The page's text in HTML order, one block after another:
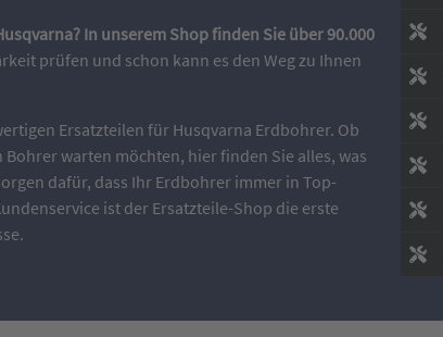
In unserem Shop finden Sie über 90.000
prüfen und schon kann es den Weg zu Ihnen
Ersatzteilen für Husqvarna Erdbohrer. Ob
warten möchten, hier finden Sie alles, was
dafür, dass Ihr Erdbohrer immer in Top-
ist der Ersatzteile-Shop die erste